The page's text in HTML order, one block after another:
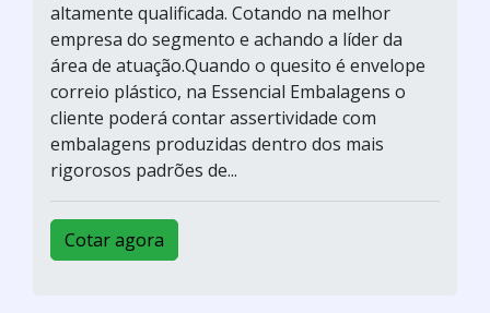
altamente qualificada. Cotando na melhor
empresa do segmento e achando a líder da
área de atuação.Quando o quesito é envelope
correio plástico, na Essencial Embalagens o
cliente poderá contar assertividade com
embalagens produzidas dentro dos mais
rigorosos padrões de...
Cotar agora